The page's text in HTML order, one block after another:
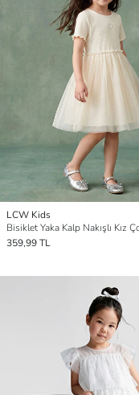
LCW Kids
359,99 TL